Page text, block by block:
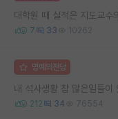
대학원 때 실적은 지도교수
7 33 10262
명예의전당
내 석사생활 참 많은일들이
212 34 76554